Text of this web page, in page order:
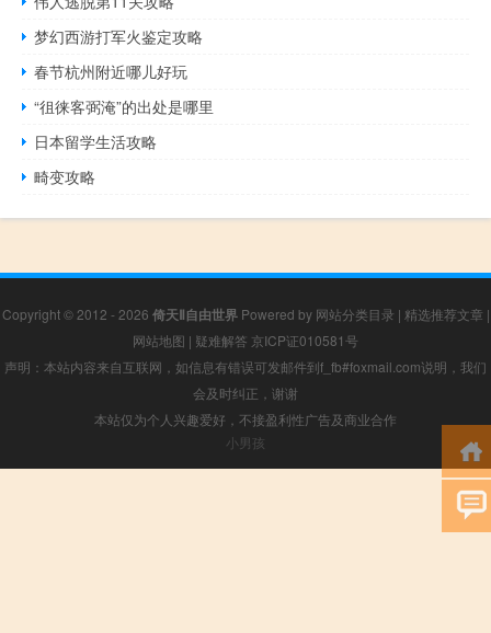
梦幻西游打军火鉴定攻略
春节杭州附近哪儿好玩
“徂徕客弼淹”的出处是哪里
日本留学生活攻略
畸变攻略
Copyright © 2012 - 2026 倚天Ⅱ自由世界Powered by 网站分类目录 | 精选推荐文章 |
网站地图 | 疑难解答 京ICP证010581号
声明：本站内容来自互联网，如信息有错误可发邮件到f_fb#foxmail.com说明，我们
会及时纠正，谢谢
本站仅为个人兴趣爱好，不接盈利性广告及商业合作
小男孩